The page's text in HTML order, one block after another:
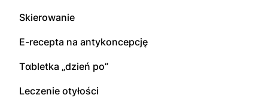
Skierowanie
E-rесерta na аntуkоnсерсję
Tɑbletka „dzień po”
Leczenie otyłości